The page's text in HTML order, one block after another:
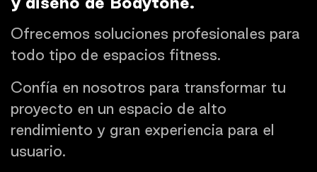
Ofrecemos soluciones profesionales para
todo tipo de espacios fitness.
Confía en nosotros para transformar tu
proyecto en un espacio de alto
rendimiento y gran experiencia para el
usuario.